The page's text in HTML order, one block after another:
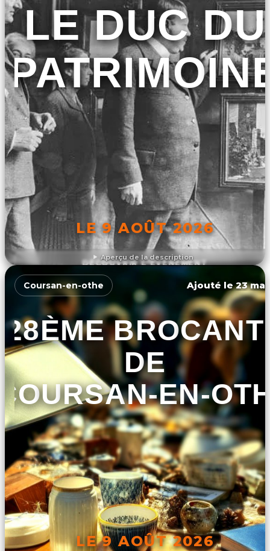
Aperçu de la description
LE DUC DU
LE 9 AOÛT 2026
DÉCOUVRIR L'ÉVÉNEMENT
Coursan-en-othe Ajouté le 23
28ÈME
DE
EN-
LE 9 AOÛT 2026